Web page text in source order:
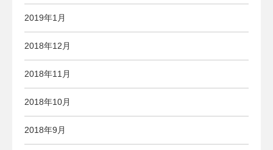
2019年1月
2018年12月
2018年11月
2018年10月
2018年9月